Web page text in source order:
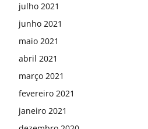
julho 2021
junho 2021
maio 2021
abril 2021
março 2021
fevereiro 2021
janeiro 2021